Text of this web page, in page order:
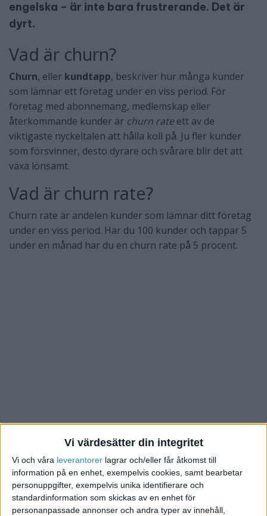
Vi värdesätter din integritet
Vi och våra leverantorer lagrar och/eller får åtkomst till
information på en enhet, exempelvis cookies, samt bearbetar
personuppgifter, exempelvis unika identifierare och
standardinformation som skickas av en enhet för
personanpassade annonser och andra typer av innehåll,
engelska – är inte bara frustrerande. Det är
dyrt.
Vad är churn?
Churn, eller kundtapp, beskriver hur många kunder
som lämnar ett företag under en viss period. För
företag med abonnemang, medlemskap eller
återkommande kunder är churn rateett av de
viktigaste nyckeltalen att hålla koll på. Ju fler kunder
som försvinner, desto dyrare och svårare blir det att
växa lönsamt.
Vad är churn rate?
Churn rate är andelen kunder som lämnar ditt företag
under en viss period. Har du 100 kunder och tappar 5
under en månad har du en churn rate på 5 procent.
EnligtBain & Companykan en ökning av
kundlojaliteten med 5 procent öka vinsten med mellan
25 och 95 procent.